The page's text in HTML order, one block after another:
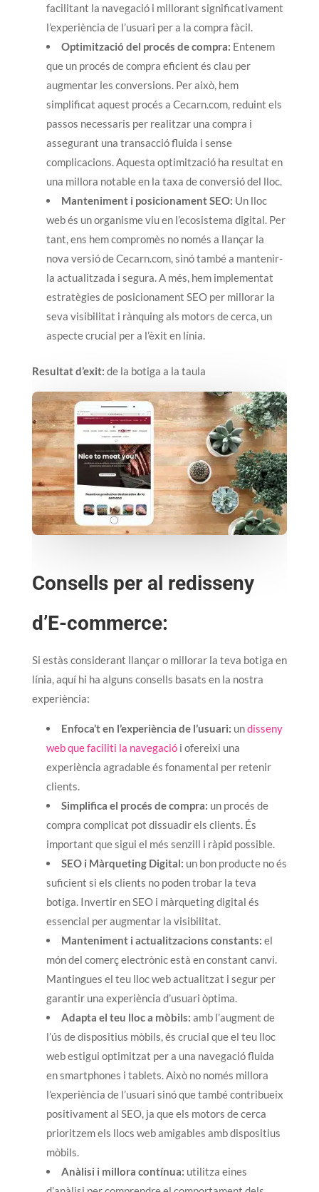
facilitant la navegació i millorant significativament
l’experiència de l’usuari per a la compra fàcil.
Optimització del procés de compra: Entenem
que un procés de compra eficient és clau per
augmentar les conversions. Per això, hem
simplificat aquest procés a Cecarn.com, reduint els
passos necessaris per realitzar una compra i
assegurant una transacció fluida i sense
complicacions. Aquesta optimització ha resultat en
una millora notable en la taxa de conversió del lloc.
Manteniment i posicionament SEO: Un lloc
web és un organisme viu en l’ecosistema digital. Per
tant, ens hem compromès no només a llançar la
nova versió de Cecarn.com, sinó també a mantenir-
la actualitzada i segura. A més, hem implementat
estratègies de posicionament SEO per millorar la
seva visibilitat i rànquing als motors de cerca, un
aspecte crucial per a l’èxit en línia.
Resultat d’exit: de la botiga a la taula
Consells per al redisseny
d’E-commerce:
Si estàs considerant llançar o millorar la teva botiga en
línia, aquí hi ha alguns consells basats en la nostra
experiència:
Enfoca’t en l’experiència de l’usuari: undisseny
web que faciliti la navegaciói ofereixi una
experiència agradable és fonamental per retenir
clients.
Simplifica el procés de compra: un procés de
compra complicat pot dissuadir els clients. És
important que sigui el més senzill i ràpid possible.
SEO i Màrqueting Digital: un bon producte no és
suficient si els clients no poden trobar la teva
botiga. Invertir en SEO i màrqueting digital és
essencial per augmentar la visibilitat.
Manteniment i actualitzacions constants: el
món del comerç electrònic està en constant canvi.
Mantingues el teu lloc web actualitzat i segur per
garantir una experiència d’usuari òptima.
Adapta el teu lloc a mòbils: amb l’augment de
l’ús de dispositius mòbils, és crucial que el teu lloc
web estigui optimitzat per a una navegació fluida
en smartphones i tablets. Això no només millora
l’experiència de l’usuari sinó que també contribueix
positivament al SEO, ja que els motors de cerca
prioritzem els llocs web amigables amb dispositius
mòbils.
Anàlisi i millora contínua: utilitza eines